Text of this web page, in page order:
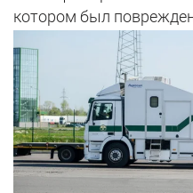
котором был